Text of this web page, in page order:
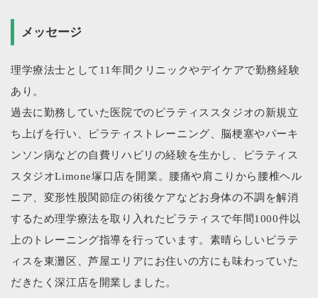
メッセージ
理学療法士として11年間クリニックやデイケアで勤務経験
あり。
過去に勤務していた医院でのピラティススタジオの新規立
ち上げを行い、ピラティストレーニング、脳梗塞やパーキ
ンソン病などの自費リハビリの経験を生かし、ピラティス
スタジオLimone塚口店を開業。腰痛や肩こりから腰椎ヘル
ニア、変形性股関節症の術後ケアなどお身体の不調を解消
するため理学療法を取り入れたピラティスで年間1000件以
上のトレーニング指導を行っています。素晴らしいピラテ
ィスを東灘区、芦屋エリアにお住いの方にも味わっていた
だきたく深江店を開業しました。